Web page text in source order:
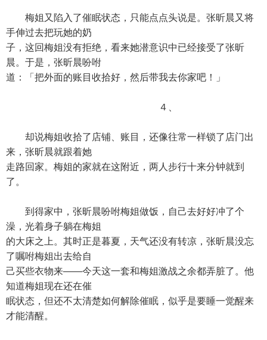
梅姐又陷入了催眠状态，只能点点头说是。张昕晨又将
手伸过去把玩她的奶
子，这回梅姐没有拒绝，看来她潜意识中已经接受了张昕
晨。于是，张昕晨吩咐
道：「把外面的账目收拾好，然后带我去你家吧！」
４、
却说梅姐收拾了店铺、账目，还像往常一样锁了店门出
来，张昕晨就跟着她
走路回家。梅姐的家就在这附近，两人步行十来分钟就到
了。
到得家中，张昕晨吩咐梅姐做饭，自己去好好冲了个
澡，光着身子躺在梅姐
的大床之上。其时正是暮夏，天气还没有转凉，张昕晨没忘
了嘱咐梅姐出去给自
己买些衣物来——今天这一套和梅姐激战之余都弄脏了。他
知道梅姐现在还在催
眠状态，但还不太清楚如何解除催眠，似乎是要睡一觉醒来
才能清醒。